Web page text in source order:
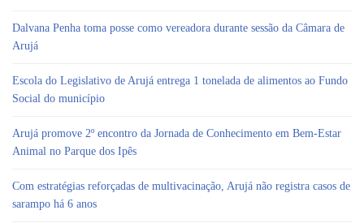
Dalvana Penha toma posse como vereadora durante sessão da Câmara de
Arujá
Escola do Legislativo de Arujá entrega 1 tonelada de alimentos ao Fundo
Social do município
Arujá promove 2º encontro da Jornada de Conhecimento em Bem-Estar
Animal no Parque dos Ipês
Com estratégias reforçadas de multivacinação, Arujá não registra casos de
sarampo há 6 anos